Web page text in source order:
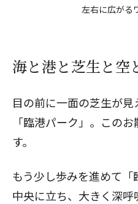
左右に広がる
海と港と芝生と空
目の前に一面の芝生が
「臨港パーク」。この
す。
もう少し歩みを進めて
中央に立ち、大きく深呼